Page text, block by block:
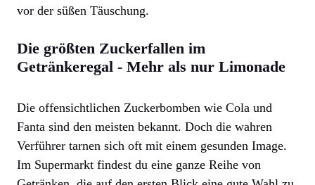
vor der süßen Täuschung.
Die größten Zuckerfallen im
Getränkeregal - Mehr als nur Limonade
Die offensichtlichen Zuckerbomben wie Cola und
Fanta sind den meisten bekannt. Doch die wahren
Verführer tarnen sich oft mit einem gesunden Image.
Im Supermarkt findest du eine ganze Reihe von